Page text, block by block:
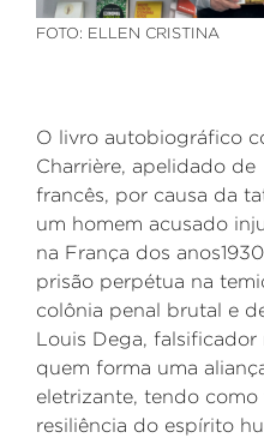
FOTO: ELLEN CRISTINA
O livro autobiográfico
Charrière, apelidado de
francês, por causa da
um homem acusado
na França dos
prisão perpétua na
colônia penal brutal e
Louis Dega, falsificador
quem forma uma
eletrizante, tendo
resiliência do espírito